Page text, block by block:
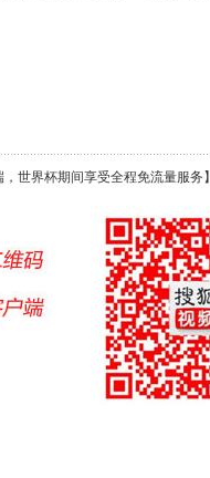
界杯期间享受全程免流量服务】